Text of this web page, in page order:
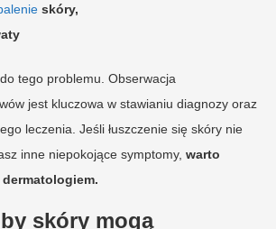
skóry,
tego problemu. Obserwacja
jest kluczowa w stawianiu diagnozy oraz
leczenia. Jeśli łuszczenie się skóry nie
inne niepokojące symptomy, warto
skóry mogą